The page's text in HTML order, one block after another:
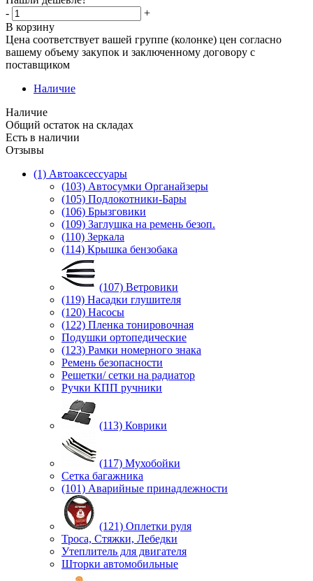
-
+
В корзину
Цена соответствует вашей группе (колонке) цен согласно
вашему объему закупок и заключенному договору с
поставщиком
Наличие
Наличие
Общий остаток на складах
Есть в наличии
Отзывы
(1) Автоаксессуары
(103) Автосумки Органайзеры
(105) Подлокотники-Бары
(106) Брызговики
(109) Заглушка на ремень безоп.
(110) Зеркала
(114) Крышка бензобака
(107) Ветровики
(119) Насадки глушителя
(120) Насосы
(122) Пленка тонировочная
Подушки ортопедические
(123) Рамки номерного знака
Ремень безопасности
Решетки/ сетки на радиатор
Ручки КПП ручники
(113) Коврики
(117) Мухобойки
Сетка багажника
(101) Аварийные принадлежности
(121) Оплетки руля
Троса, Стяжки, Лебедки
Утеплитель для двигателя
Шторки автомобильные